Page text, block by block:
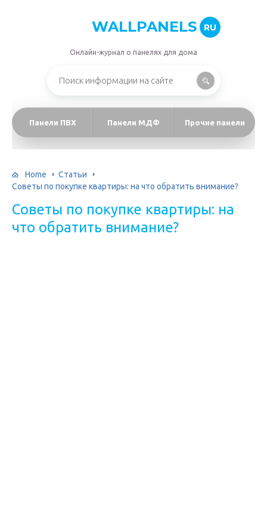
WALLPANELS RU
Онлайн-журнал о панелях для дома
Панели ПВХ Панели МДФ Прочие панели
Home
Статьи
Советы по покупке квартиры: на что обратить внимание?
Советы по покупке квартиры: на
что обратить внимание?